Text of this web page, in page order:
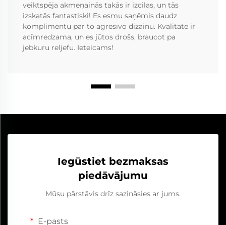
veiktspēja akmeņainās takās ir izcilas, un tās
izskatās fantastiski! Es esmu saņēmis daudz
komplimentu par to agresīvo dizainu. Kvalitāte ir
acīmredzama, un es jūtos drošs, braucot pa
jebkuru reljefu. Ieteicams!
Iegūstiet bezmaksas
piedāvājumu
Mūsu pārstāvis drīz sazināsies ar jums.
E-pasts